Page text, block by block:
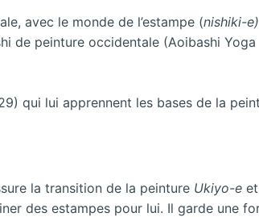
avec le monde de l’estampe (nishiki-e)
de peinture occidentale (Aoibashi Yoga
qui lui apprennent les bases de la
la transition de la peinture Ukiyo-e et
des estampes pour lui. Il garde une